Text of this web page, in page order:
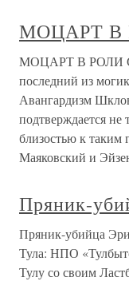
МОЦАРТ В
МОЦАРТ В РОЛИ
последний из
Авангардизм
подтверждается не
близостью к таким
Маяковский и
Пряник-
Пряник-убийца
Тула: НПО
Тулу со своим